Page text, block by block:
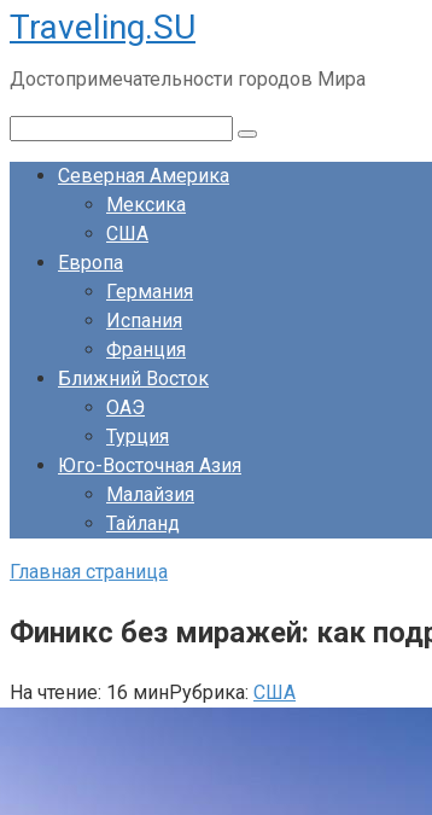
Перейти
к
контенту
Traveling.SU
Достопримечательности городов Мира
Северная Америка
Мексика
США
Европа
Германия
Испания
Франция
Ближний Восток
ОАЭ
Турция
Юго-Восточная Азия
Малайзия
Тайланд
Главная страница
Финикс без миражей: как
На чтение: 16 минРубрика: США